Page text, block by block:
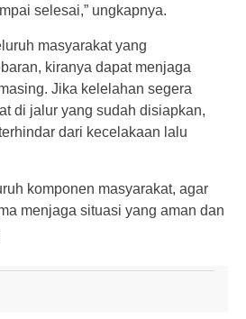
selesai,” ungkapnya.
masyarakat yang
kiranya dapat menjaga
Jika kelelahan segera
di jalur yang sudah disiapkan,
dari kecelakaan lalu
komponen masyarakat, agar
menjaga situasi yang aman dan